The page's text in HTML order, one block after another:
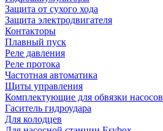
Защита от сухого хода
Защита электродвигателя
Контакторы
Плавный пуск
Реле давления
Реле протока
Частотная автоматика
Щиты управления
Комплектующие для обвязки насосов
Гаситель гидроудара
Для колодцев